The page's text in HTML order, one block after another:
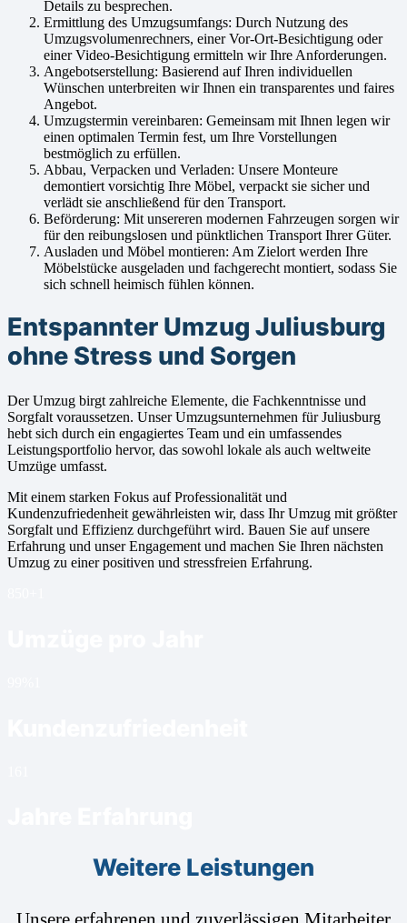
Details zu besprechen.
Ermittlung des Umzugsumfangs: Durch Nutzung des
Umzugsvolumenrechners, einer Vor-Ort-Besichtigung oder
einer Video-Besichtigung ermitteln wir Ihre Anforderungen.
Angebotserstellung: Basierend auf Ihren individuellen
Wünschen unterbreiten wir Ihnen ein transparentes und faires
Angebot.
Umzugstermin vereinbaren: Gemeinsam mit Ihnen legen wir
einen optimalen Termin fest, um Ihre Vorstellungen
bestmöglich zu erfüllen.
Abbau, Verpacken und Verladen: Unsere Monteure
demontiert vorsichtig Ihre Möbel, verpackt sie sicher und
verlädt sie anschließend für den Transport.
Beförderung: Mit unsereren modernen Fahrzeugen sorgen wir
für den reibungslosen und pünktlichen Transport Ihrer Güter.
Ausladen und Möbel montieren: Am Zielort werden Ihre
Möbelstücke ausgeladen und fachgerecht montiert, sodass Sie
sich schnell heimisch fühlen können.
Entspannter Umzug Juliusburg
ohne Stress und Sorgen
Der Umzug birgt zahlreiche Elemente, die Fachkenntnisse und
Sorgfalt voraussetzen. Unser Umzugsunternehmen für Juliusburg
hebt sich durch ein engagiertes Team und ein umfassendes
Leistungsportfolio hervor, das sowohl lokale als auch weltweite
Umzüge umfasst.
Mit einem starken Fokus auf Professionalität und
Kundenzufriedenheit gewährleisten wir, dass Ihr Umzug mit größter
Sorgfalt und Effizienz durchgeführt wird. Bauen Sie auf unsere
Erfahrung und unser Engagement und machen Sie Ihren nächsten
Umzug zu einer positiven und stressfreien Erfahrung.
Weitere Leistungen
Unsere erfahrenen und zuverlässigen Mitarbeiter